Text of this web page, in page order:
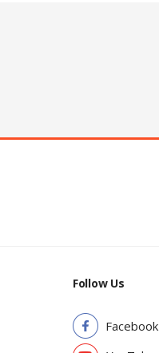
Follow Us
Facebook